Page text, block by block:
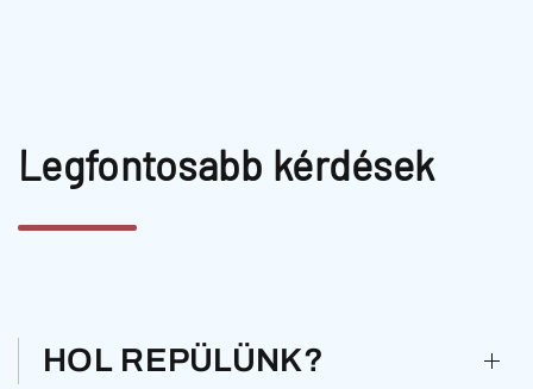
Legfontosabb kérdések
HOL REPÜLÜNK?